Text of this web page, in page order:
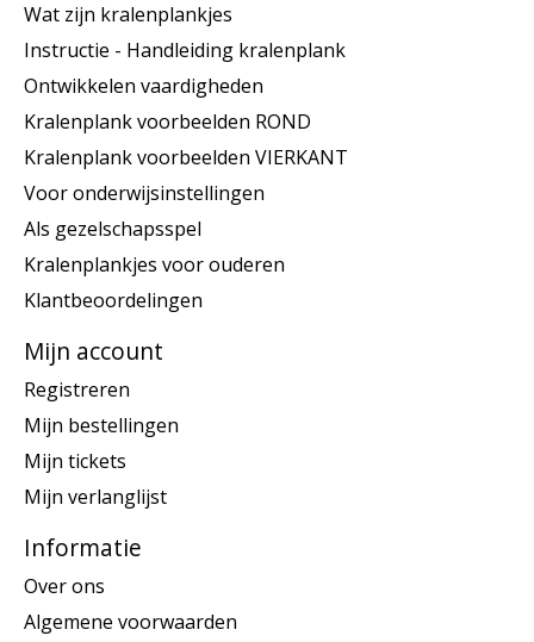
Wat zijn kralenplankjes
Instructie - Handleiding kralenplank
Ontwikkelen vaardigheden
Kralenplank voorbeelden ROND
Kralenplank voorbeelden VIERKANT
Voor onderwijsinstellingen
Als gezelschapsspel
Kralenplankjes voor ouderen
Klantbeoordelingen
Mijn account
Registreren
Mijn bestellingen
Mijn tickets
Mijn verlanglijst
Informatie
Over ons
Algemene voorwaarden